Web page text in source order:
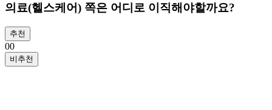
의료(헬스케어) 쪽은 어디로 이직해야할까요?
추천
00
비추천